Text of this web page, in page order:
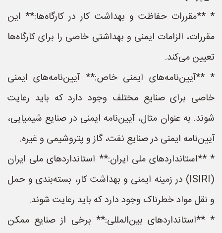
* **مقررات حفاظت و بهداشت کار در کارگاه‌ها:** این
مقررات، الزامات ایمنی و بهداشتی خاصی را برای کارگاه‌ها
تعیین می‌کند.
* **آیین‌نامه‌های ایمنی خاص:** آیین‌نامه‌های ایمنی
خاصی برای صنایع مختلف وجود دارد که باید رعایت
شوند. به عنوان مثال، آیین‌نامه ایمنی در صنایع شیمیایی،
آیین‌نامه ایمنی در صنایع نفت، گاز و پتروشیمی و غیره.
* **استانداردهای ملی ایران:** استانداردهای ملی ایران
(ISIRI) در زمینه ایمنی و بهداشت کار، بسته‌بندی و حمل
و نقل مواد خطرناک وجود دارد که باید رعایت شوند.
* **استانداردهای بین‌المللی:** برخی از صنایع ممکن